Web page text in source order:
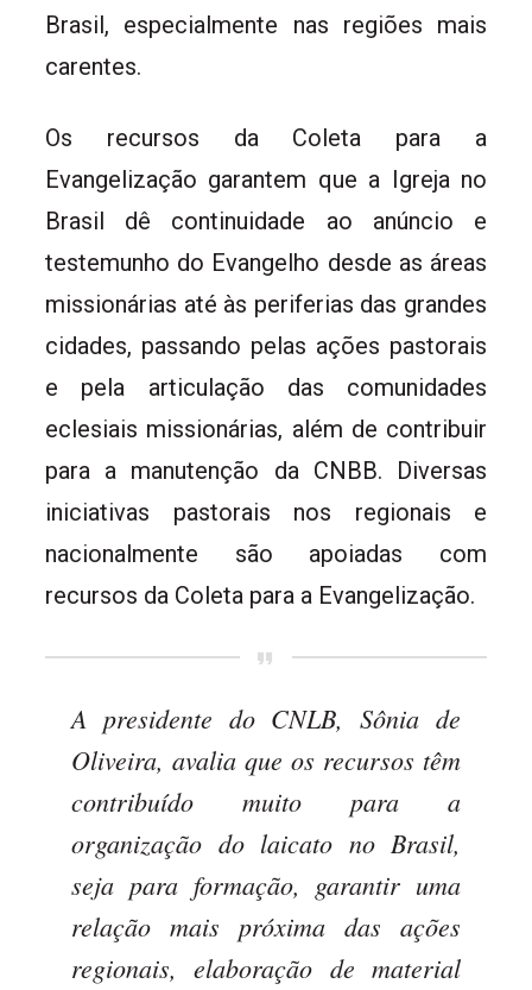
Brasil, especialmente nas regiões mais
carentes.
Os recursos da Coleta para a
Evangelização garantem que a Igreja no
Brasil dê continuidade ao anúncio e
testemunho do Evangelho desde as áreas
missionárias até às periferias das grandes
cidades, passando pelas ações pastorais
e pela articulação das comunidades
eclesiais missionárias, além de contribuir
para a manutenção da CNBB. Diversas
iniciativas pastorais nos regionais e
nacionalmente são apoiadas com
recursos da Coleta para a Evangelização.
A presidente do CNLB, Sônia de
Oliveira, avalia que os recursos têm
contribuído muito para a
organização do laicato no Brasil,
seja para formação, garantir uma
relação mais próxima das ações
regionais, elaboração de material